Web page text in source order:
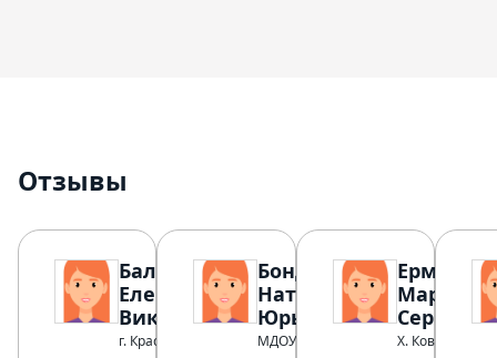
Отзывы
Баландина
Елена
Викторовна
г. Краснодар
Бондаренко
Наталья
Юрьевна
МДОУ "ДС 3"
Ермакова
Марина
Х. Коврино